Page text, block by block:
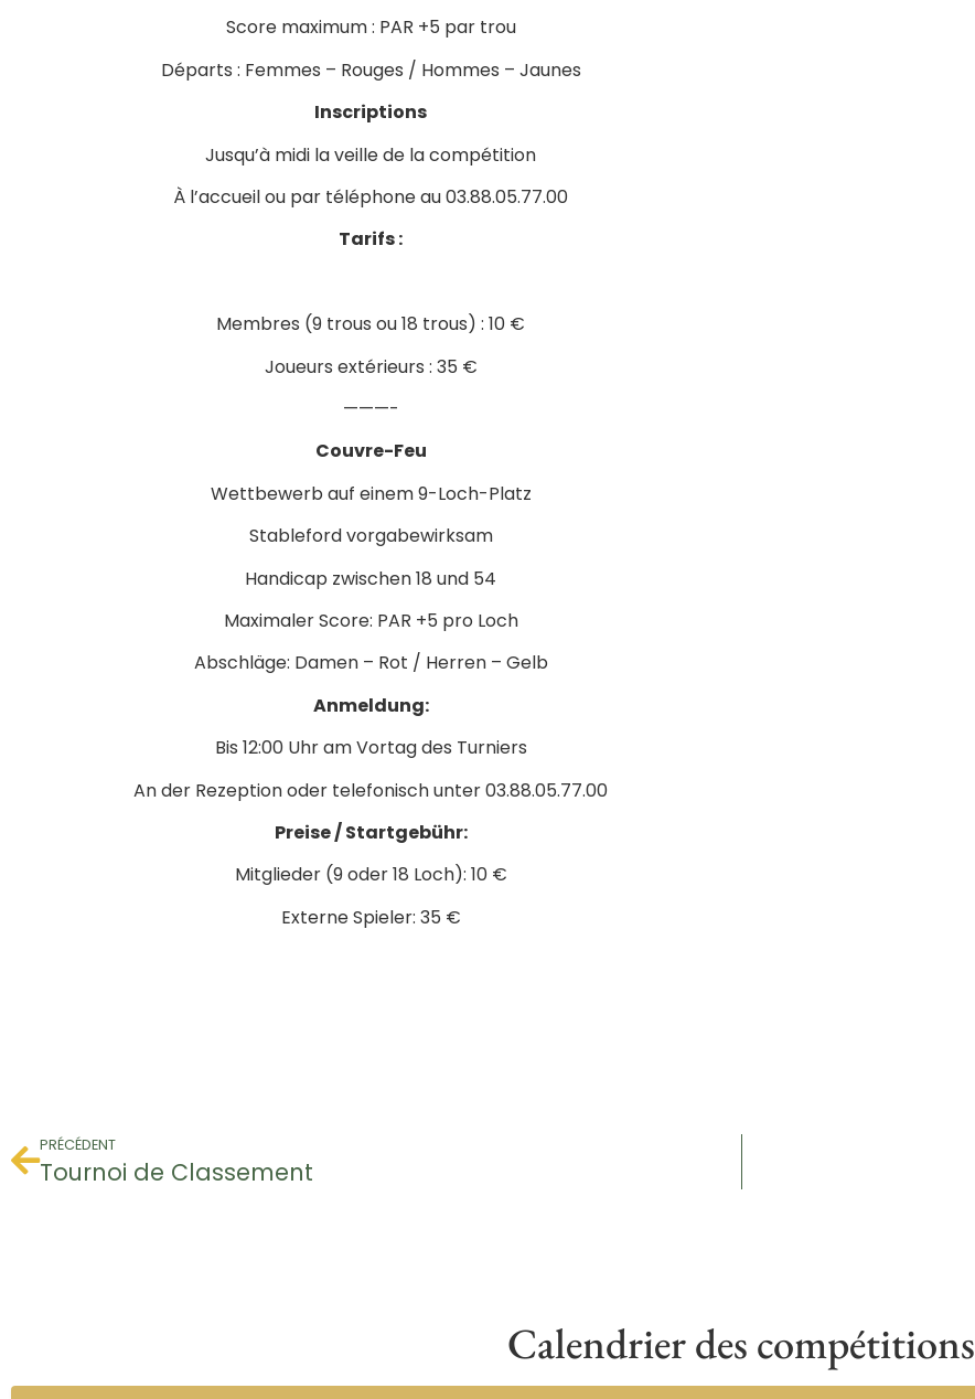
Score maximum : PAR +5 par trou
Départs : Femmes – Rouges / Hommes – Jaunes
Inscriptions
Jusqu’à midi la veille de la compétition
À l’accueil ou par téléphone au 03.88.05.77.00
Tarifs :
Membres (9 trous ou 18 trous) : 10 €
Joueurs extérieurs : 35 €
———-
Couvre-Feu
Wettbewerb auf einem 9-Loch-Platz
Stableford vorgabewirksam
Handicap zwischen 18 und 54
Maximaler Score: PAR +5 pro Loch
Abschläge: Damen – Rot / Herren – Gelb
Anmeldung:
Bis 12:00 Uhr am Vortag des Turniers
An der Rezeption oder telefonisch unter 03.88.05.77.00
Preise / Startgebühr:
Mitglieder (9 oder 18 Loch): 10 €
Externe Spieler: 35 €
PRÉCÉDENT
Tournoi de Classement
Calendrier des compétitions